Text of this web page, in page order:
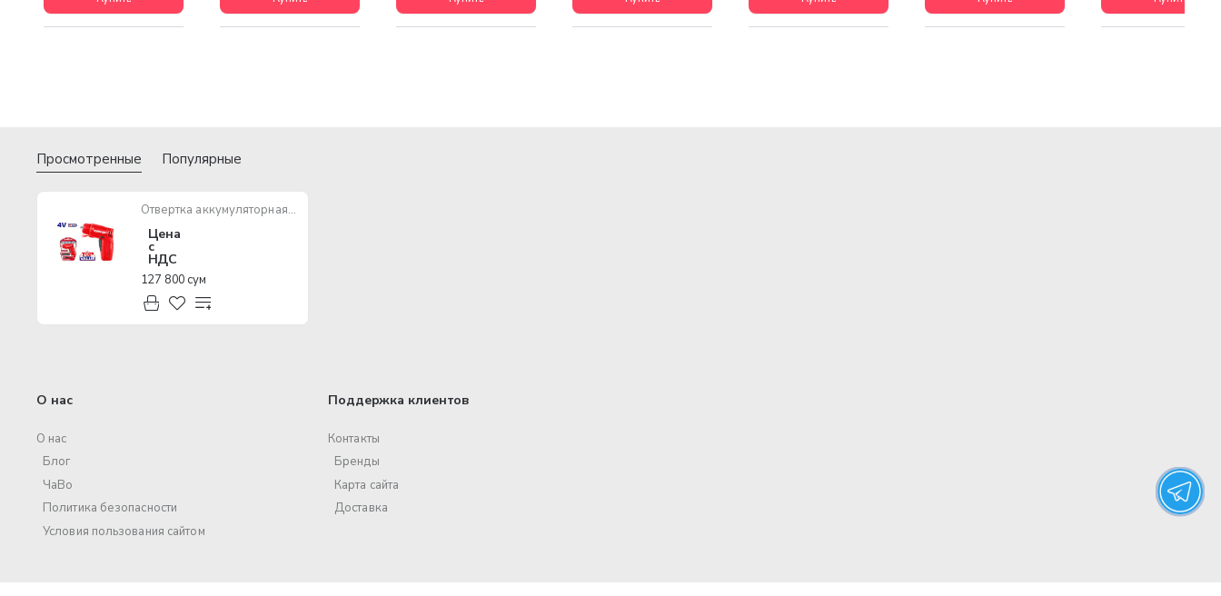
Просмотренные Популярные
Отвертка аккумуляторная Emtop ECSR0402
Цена
с
НДС
127 800 сум
О нас
О нас
Блог
ЧаВо
Политика безопасности
Условия пользования сайтом
Поддержка клиентов
Контакты
Бренды
Карта сайта
Доставка